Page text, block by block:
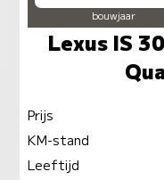
bouwjaar
Lexus IS
Prijs
KM-stand
Leeftijd